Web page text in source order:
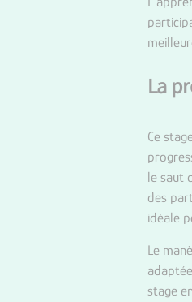
La
Ce
le saut
des
idéale
Le
stage